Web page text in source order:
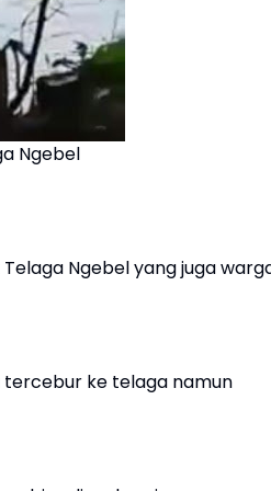
Ngebel
Ngebel yang juga
tercebur ke telaga namun